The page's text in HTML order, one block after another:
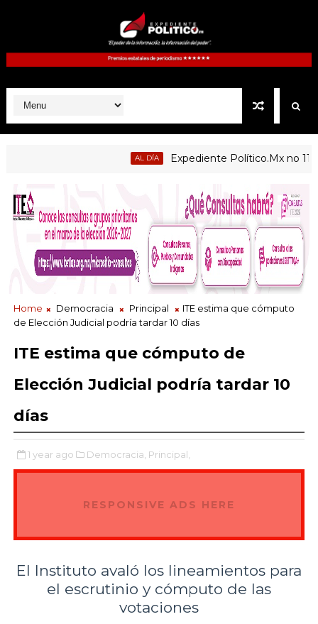
Expediente Político.Mx no 1126
Home Democracia Principal
ITE estima que cómputo
de Elección Judicial podría tardar 10 días
ITE estima que cómputo de
Elección Judicial podría tardar 10
días
1 year ago Democracia, Principal,
RESPONSIVE ADS HERE
El Instituto avaló los lineamientos para
el escrutinio y cómputo de las
votaciones